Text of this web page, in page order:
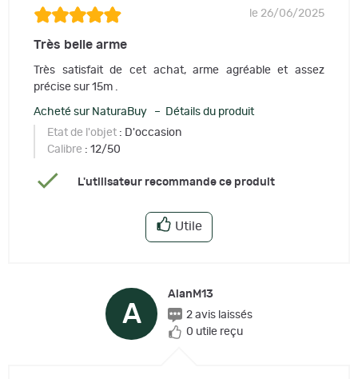
le 26/06/2025
Très belle arme
Très satisfait de cet achat, arme agréable et assez
précise sur 15m .
Acheté sur NaturaBuy – Détails du produit
Etat de l'objet : D'occasion
Calibre : 12/50
L'utilisateur recommande ce produit
Utile
A
AlanM13
2 avis laissés
0 utile reçu